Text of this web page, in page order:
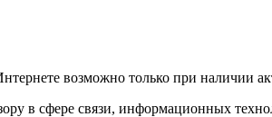
возможно только при наличии
в сфере связи, информационных